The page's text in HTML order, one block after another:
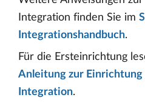
Integration finden Sie im
Integrationshandbuch.
Für die Ersteinrichtung
Anleitung zur Einrichtung
Integration.